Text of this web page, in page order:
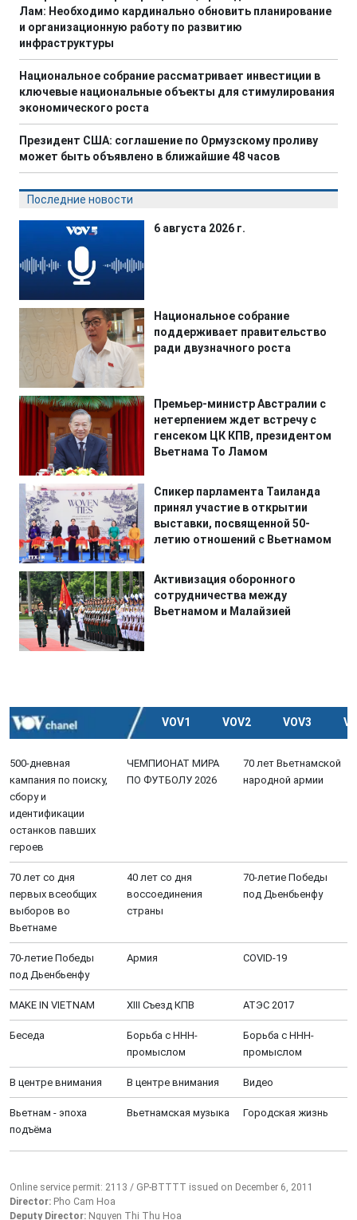
Лам: Необходимо кардинально обновить планирование
и организационную работу по развитию
инфраструктуры
Национальное собрание рассматривает инвестиции в
ключевые национальные объекты для стимулирования
экономического роста
Президент США: соглашение по Ормузскому проливу
может быть объявлено в ближайшие 48 часов
Последние новости
6 августа 2026 г.
Национальное собрание
поддерживает правительство
ради двузначного роста
Премьер-министр Австралии с
нетерпением ждет встречу с
генсеком ЦК КПВ, президентом
Вьетнама То Ламом
Спикер парламента Таиланда
принял участие в открытии
выставки, посвященной 50-
летию отношений с Вьетнамом
Активизация оборонного
сотрудничества между
Вьетнамом и Малайзией
VOV1 VOV2 VOV3
500-дневная
кампания по поиску,
сбору и
идентификации
останков павших
героев
ЧЕМПИОНАТ МИРА
ПО ФУТБОЛУ 2026
70 лет Вьетнамской
народной армии
70 лет со дня
первых всеобщих
выборов во
Вьетнаме
40 лет со дня
воссоединения
страны
70-летие Победы
под Дьенбьенфу
70-летие Победы
под Дьенбьенфу
Aрмия COVID-19
MAKE IN VIETNAM XIII Cъезд КПВ АТЭС 2017
Беседа
Борьба с ННН-
промыслом
Борьба с ННН-
промыслом
В центре внимания В центре внимания Видео
Вьетнам - эпоха
подъёма
Вьетнамская музыка Городская жизнь
Online service permit: 2113 / GP-BTTTT issued on December 6, 2011
Director: Pho Cam Hoa
Deputy Director: Nguyen Thi Thu Hoa